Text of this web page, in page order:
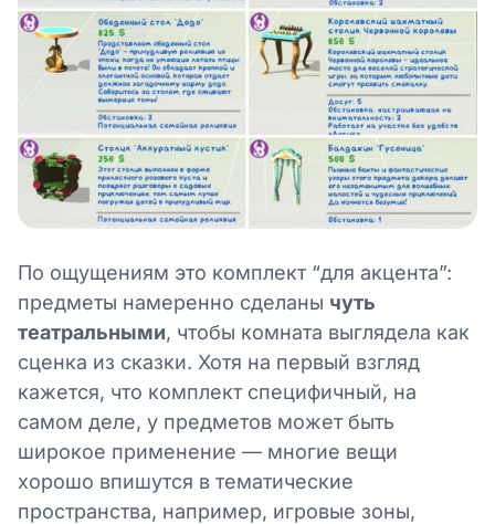
По ощущениям это комплект “для акцента”:
предметы намеренно сделаны чуть
театральными, чтобы комната выглядела как
сценка из сказки. Хотя на первый взгляд
кажется, что комплект специфичный, на
самом деле, у предметов может быть
широкое применение — многие вещи
хорошо впишутся в тематические
пространства, например, игровые зоны,